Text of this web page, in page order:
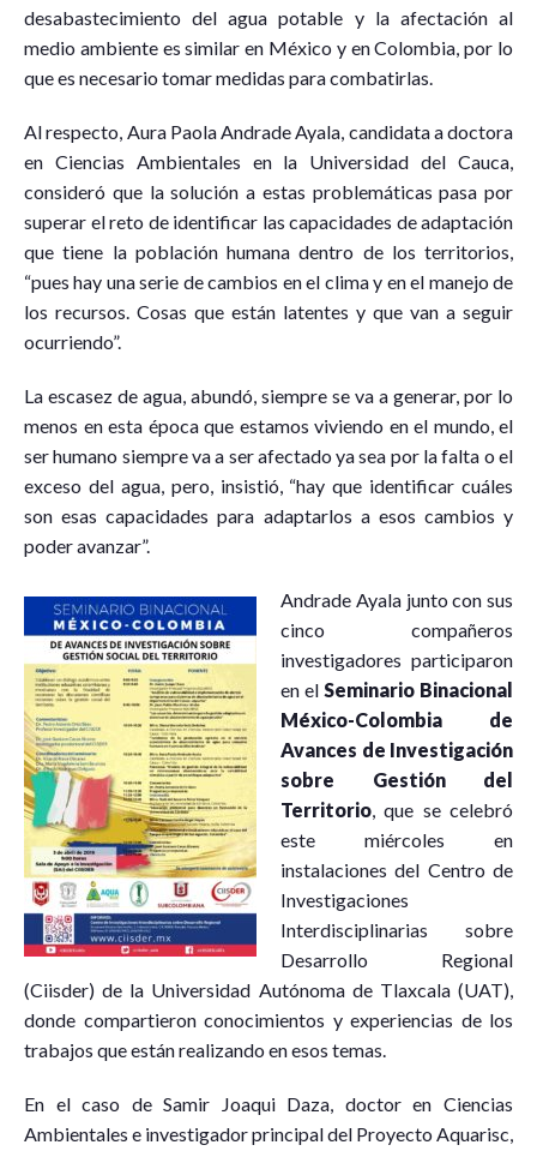
desabastecimiento del agua potable y la afectación al
medio ambiente es similar en México y en Colombia, por lo
que es necesario tomar medidas para combatirlas.
Al respecto, Aura Paola Andrade Ayala, candidata a doctora
en Ciencias Ambientales en la Universidad del Cauca,
consideró que la solución a estas problemáticas pasa por
superar el reto de identificar las capacidades de adaptación
que tiene la población humana dentro de los territorios,
“pues hay una serie de cambios en el clima y en el manejo de
los recursos. Cosas que están latentes y que van a seguir
ocurriendo”.
La escasez de agua, abundó, siempre se va a generar, por lo
menos en esta época que estamos viviendo en el mundo, el
ser humano siempre va a ser afectado ya sea por la falta o el
exceso del agua, pero, insistió, “hay que identificar cuáles
son esas capacidades para adaptarlos a esos cambios y
poder avanzar”.
Andrade Ayala junto con sus
cinco compañeros
investigadores participaron
en el Seminario Binacional
México-Colombia de
Avances de Investigación
sobre Gestión del
Territorio, que se celebró
este miércoles en
instalaciones del Centro de
Investigaciones
Interdisciplinarias sobre
Desarrollo Regional
(Ciisder) de la Universidad Autónoma de Tlaxcala (UAT),
donde compartieron conocimientos y experiencias de los
trabajos que están realizando en esos temas.
En el caso de Samir Joaqui Daza, doctor en Ciencias
Ambientales e investigador principal del Proyecto Aquarisc,